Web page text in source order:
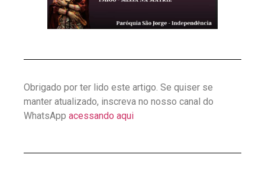
Obrigado por ter lido este artigo. Se quiser se
manter atualizado, inscreva no nosso canal do
WhatsApp acessando aqui